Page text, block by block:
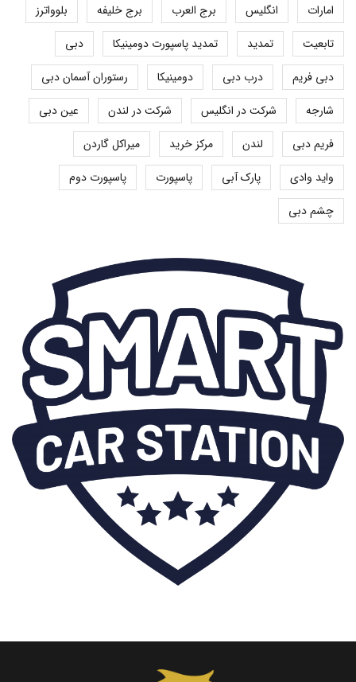
امارات
انگلیس برج العرب برج خلیفه
بلوواترز
تابعیت
تمدید تمدید پاسپورت دومینیکا
دبی
دبی فریم
درب دبی دومینیکا
رستوران آسمان دبی
شارجه
شرکت در انگلیس شرکت در لندن
عین دبی
فریم دبی
لندن مرکز خرید
میراکل گاردن
واید وادی
پارک آبی پاسپورت
پاسپورت دوم
چشم دبی